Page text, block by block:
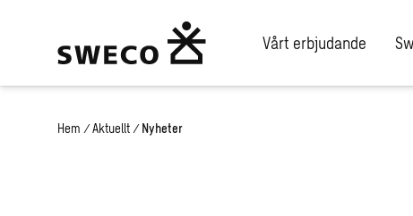
Vårt erbjudande
Hem / Aktuellt / Nyheter